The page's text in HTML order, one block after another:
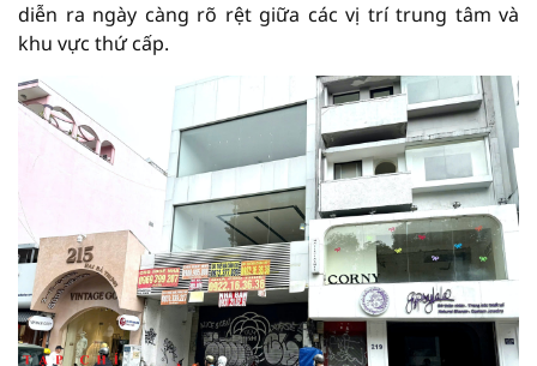
diễn ra ngày càng rõ rệt giữa các vị trí trung tâm và
khu vực thứ cấp.